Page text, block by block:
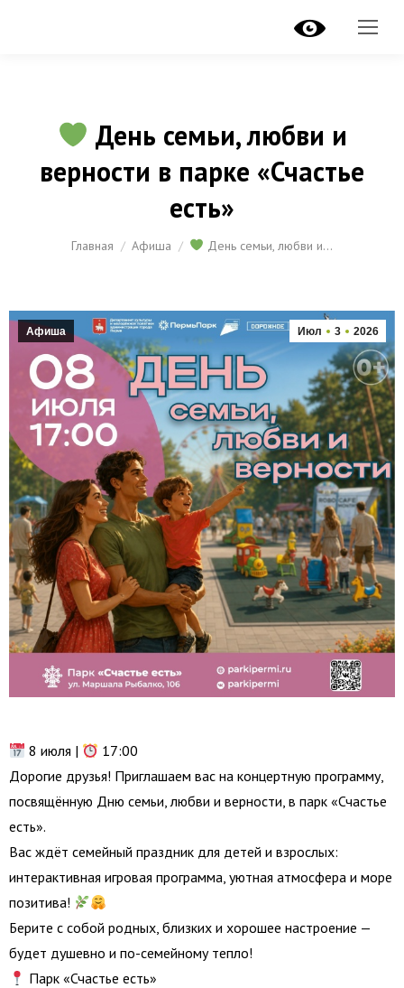
День семьи, любви и
верности в парке «Счастье
есть»
Вы здесь:
Главная Афиша День семьи, любви и…
Июл 3 2026
Афиша
8 июля |
17:00
Дорогие друзья! Приглашаем вас на концертную программу,
посвящённую Дню семьи, любви и верности, в парк «Счастье
есть».
Вас ждёт семейный праздник для детей и взрослых:
интерактивная игровая программа, уютная атмосфера и море
позитива!
Берите с собой родных, близких и хорошее настроение —
будет душевно и по-семейному тепло!
Парк «Счастье есть»